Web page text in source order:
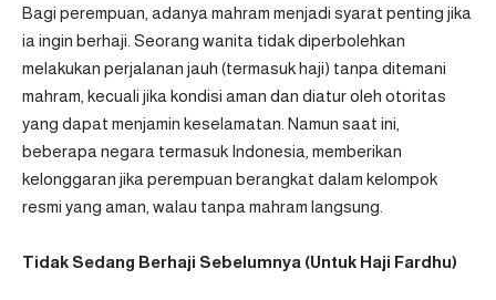
Bagi perempuan, adanya mahram menjadi syarat penting jika
ia ingin berhaji. Seorang wanita tidak diperbolehkan
melakukan perjalanan jauh (termasuk haji) tanpa ditemani
mahram, kecuali jika kondisi aman dan diatur oleh otoritas
yang dapat menjamin keselamatan. Namun saat ini,
beberapa negara termasuk Indonesia, memberikan
kelonggaran jika perempuan berangkat dalam kelompok
resmi yang aman, walau tanpa mahram langsung.
Tidak Sedang Berhaji Sebelumnya (Untuk Haji Fardhu)